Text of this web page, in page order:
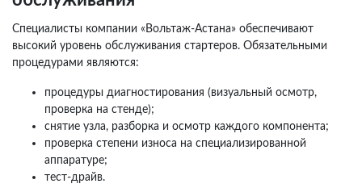
Специалисты компании «Вольтаж-Астана» обеспечивают
высокий уровень обслуживания стартеров. Обязательными
процедурами являются:
процедуры диагностирования (визуальный осмотр,
проверка на стенде);
снятие узла, разборка и осмотр каждого компонента;
проверка степени износа на специализированной
аппаратуре;
тест-драйв.